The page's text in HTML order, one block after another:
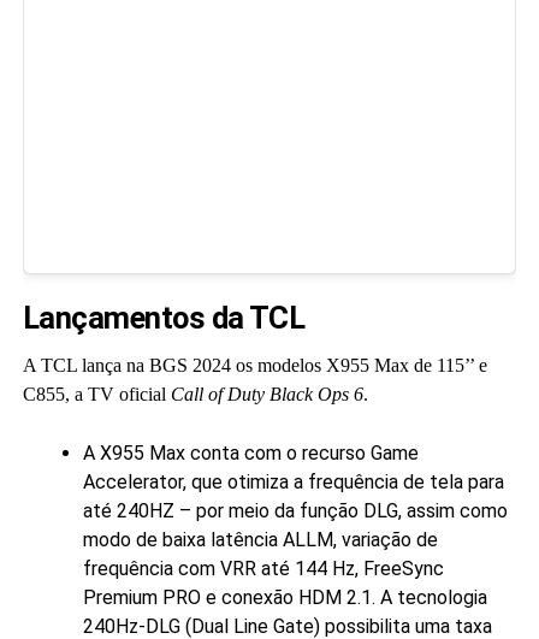
Lançamentos da TCL
A TCL lança na BGS 2024 os modelos X955 Max de 115’’ e
C855, a TV oficial Call of Duty Black Ops 6.
A X955 Max conta com o recurso Game
Accelerator, que otimiza a frequência de tela para
até 240HZ – por meio da função DLG, assim como
modo de baixa latência ALLM, variação de
frequência com VRR até 144 Hz, FreeSync
Premium PRO e conexão HDM 2.1. A tecnologia
240Hz-DLG (Dual Line Gate) possibilita uma taxa